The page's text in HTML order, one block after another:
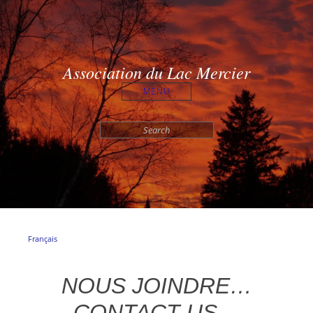
Association du Lac Mercier
MENU
Search
for:
Français
NOUS JOINDRE…